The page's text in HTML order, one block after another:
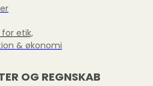
etik,
& økonomi
OG REGNSKAB